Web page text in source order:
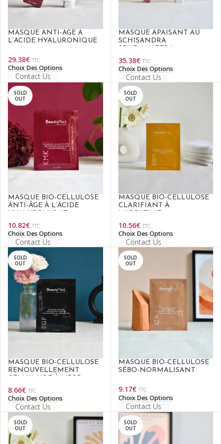
MASQUE ANTI-ÂGE À
L’ACIDE HYALURONIQUE
29.38€ TTC
Choix Des Options
Contact Us
MASQUE APAISANT AU
SCHISANDRA
35.38€ TTC
Choix Des Options
Contact Us
SOLD
OUT
MASQUE BIO-CELLULOSE
ANTI-ÂGE À L’ACIDE
10.82€ TTC
Choix Des Options
Contact Us
SOLD
OUT
MASQUE BIO-CELLULOSE
CLARIFIANT À
10.56€ TTC
Choix Des Options
Contact Us
SOLD
OUT
MASQUE BIO-CELLULOSE
RENOUVELLEMENT
8.66€ TTC
Choix Des Options
Contact Us
SOLD
OUT
MASQUE BIO-CELLULOSE
SÉBO-NORMALISANT
9.17€ TTC
Choix Des Options
Contact Us
SOLD
OUT
SOLD
OUT